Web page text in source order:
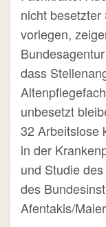
nicht
vorlegen,
dass
unbesetzt
32 Arbeitslose
in der
und Studie
des
Afentakis/